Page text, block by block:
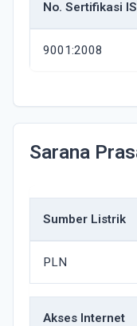
No. Sertifikasi
9001:2008
Sarana
Sumber Listrik
PLN
Akses Internet